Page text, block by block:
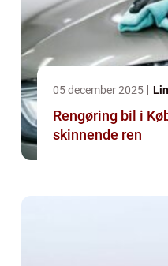
05 december 2025
Rengøring bil i
skinnende ren